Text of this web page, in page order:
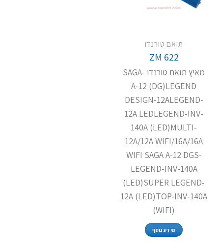
תואם טורנדו
ZM 622
מאיץ תואם טורנדו SAGA-
A-12 (DG)LEGEND
DESIGN-12ALEGEND-
12A LEDLEGEND-INV-
140A (LED)MULTI-
12A/12A WIFI/16A/16A
WIFI SAGA A-12 DGS-
LEGEND-INV-140A
(LED)SUPER LEGEND-
12A (LED)TOP-INV-140A
(WIFI)
מידע נוסף